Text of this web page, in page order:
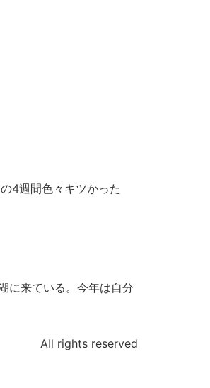
4週間色々キツかった
に来ている。今年は自分
All rights reserved